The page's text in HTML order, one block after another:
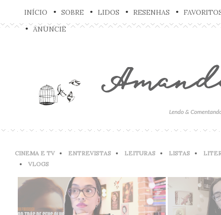
INÍCIO SOBRE LIDOS RESENHAS
ANUNCIE
CINEMA E TV ENTREVISTAS LEITURAS LISTAS
VLOGS